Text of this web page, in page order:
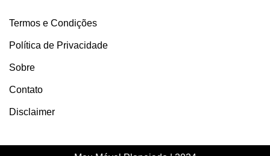
Termos e Condições
Política de Privacidade
Sobre
Contato
Disclaimer